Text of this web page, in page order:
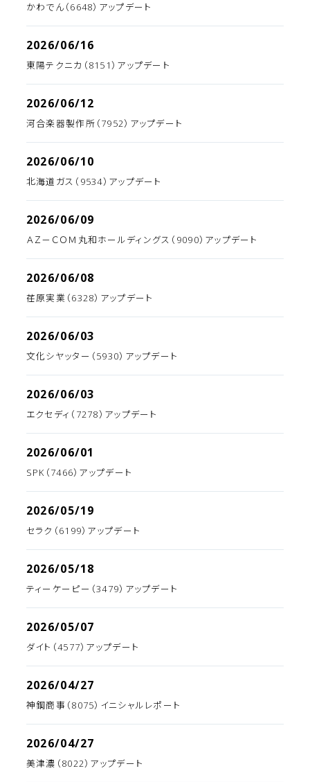
かわでん（6648）アップデート
2026/06/16
東陽テクニカ（8151）アップデート
2026/06/12
河合楽器製作所（7952）アップデート
2026/06/10
北海道ガス（9534）アップデート
2026/06/09
ＡＺ－ＣＯＭ丸和ホールディングス（9090）アップデート
2026/06/08
荏原実業（6328）アップデート
2026/06/03
文化シヤッター（5930）アップデート
2026/06/03
エクセディ（7278）アップデート
2026/06/01
SPK（7466）アップデート
2026/05/19
セラク（6199）アップデート
2026/05/18
ティーケーピー（3479）アップデート
2026/05/07
ダイト（4577）アップデート
2026/04/27
神鋼商事（8075）イニシャルレポート
2026/04/27
美津濃（8022）アップデート